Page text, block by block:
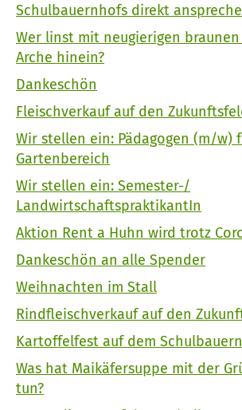
Schulbauernhofs direkt
Wer linst mit neugierigen
Arche hinein?
Dankeschön
Fleischverkauf auf den
Wir stellen ein: Pädagogen (m/w)
Gartenbereich
Wir stellen ein: Semester-/
LandwirtschaftspraktikantIn
Aktion Rent a Huhn wird trotz
Dankeschön an alle Spender
Weihnachten im Stall
Rindfleischverkauf auf den
Kartoffelfest auf dem
Was hat Maikäfersuppe mit der
tun?